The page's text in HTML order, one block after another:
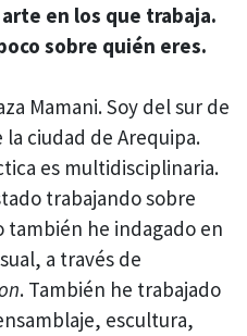
en los que trabaja.
sobre quién eres.
Mamani. Soy del sur de
ciudad de Arequipa.
es multidisciplinaria.
trabajando sobre
he indagado en
a través de
. También he trabajado
escultura,